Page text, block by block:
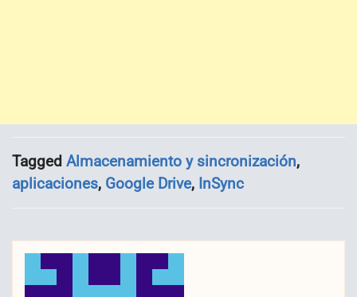
Tagged Almacenamiento y sincronización,
aplicaciones, Google Drive, InSync